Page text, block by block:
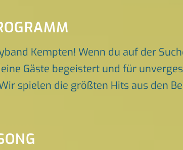
Kempten! Wenn du auf der
Gäste begeistert und für
spielen die größten Hits aus den